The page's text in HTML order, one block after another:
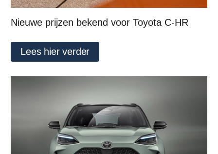
Nieuwe prijzen bekend voor Toyota C-HR
Lees hier verder